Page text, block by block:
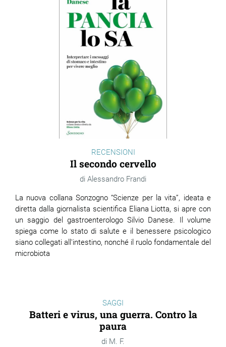
RECENSIONI
Il secondo cervello
Alessandro Frandi
La nuova collana Sonzogno “Scienze per la vita”, ideata e
diretta dalla giornalista scientifica Eliana Liotta, si apre con
un saggio del gastroenterologo Silvio Danese. Il volume
spiega come lo stato di salute e il benessere psicologico
siano collegati all'intestino, nonché il ruolo fondamentale del
microbiota
SAGGI
Batteri e virus, una guerra. Contro la
paura
M. F.